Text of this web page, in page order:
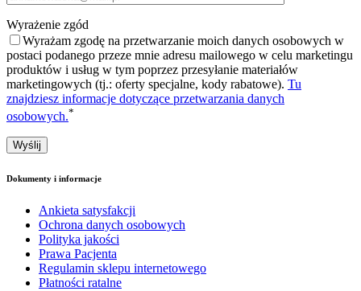
Wyrażenie zgód
Wyrażam zgodę na przetwarzanie moich danych osobowych w
postaci podanego przeze mnie adresu mailowego w celu marketingu
produktów i usług w tym poprzez przesyłanie materiałów
marketingowych (tj.: oferty specjalne, kody rabatowe). Tu
znajdziesz informacje dotyczące przetwarzania danych
osobowych.*
Dokumenty i informacje
Ankieta satysfakcji
Ochrona danych osobowych
Polityka jakości
Prawa Pacjenta
Regulamin sklepu internetowego
Płatności ratalne